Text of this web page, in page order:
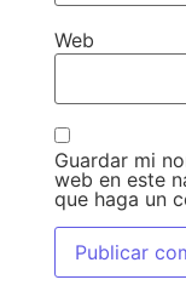
Web
Guardar mi
web en este
que haga un